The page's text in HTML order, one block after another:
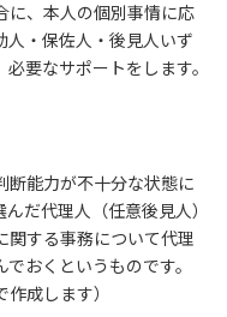
に、本人の個別事情に応
人・保佐人・後見人いず
要なサポートをします。
断能力が不十分な状態に
だ代理人（任意後見人）
関する事務について代理
おくというものです。
成します）